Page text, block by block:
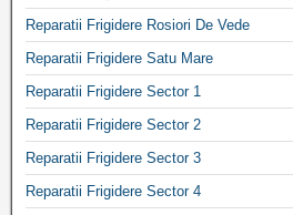
Reparatii Frigidere Rosiori De Vede
Reparatii Frigidere Satu Mare
Reparatii Frigidere Sector 1
Reparatii Frigidere Sector 2
Reparatii Frigidere Sector 3
Reparatii Frigidere Sector 4